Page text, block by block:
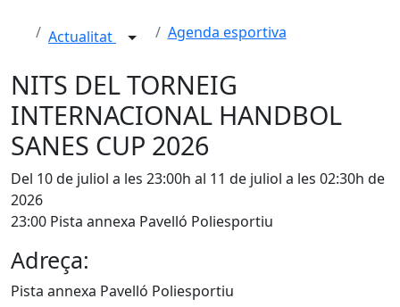
Actualitat Agenda esportiva
NITS DEL TORNEIG
INTERNACIONAL HANDBOL
SANES CUP 2026
Del 10 de juliol a les 23:00h al 11 de juliol a les 02:30h de
2026
23:00 Pista annexa Pavelló Poliesportiu
Adreça:
Pista annexa Pavelló Poliesportiu